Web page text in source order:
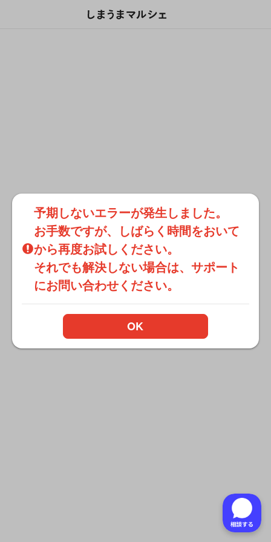
予期しないエラーが発生しました。
お手数ですが、しばらく時間をおいて
から再度お試しください。
それでも解決しない場合は、サポート
にお問い合わせください。
OK